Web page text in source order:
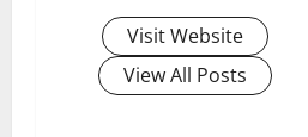
Visit Website
View All Posts